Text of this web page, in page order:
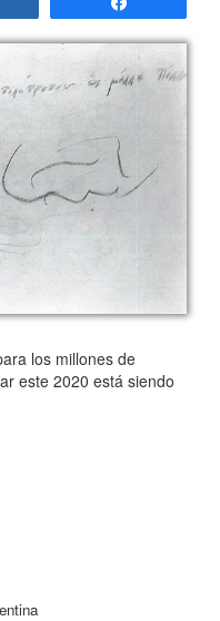
los millones de
este 2020 está siendo